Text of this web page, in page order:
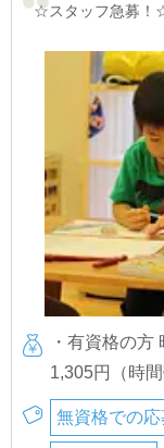
☆スタッフ急募！
・有資格の方
1,305円（時間
無資格での応